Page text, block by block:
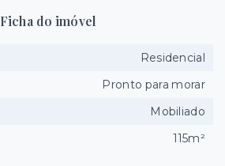
Ficha do imóvel
Residencial
Pronto para morar
Mobiliado
115m²